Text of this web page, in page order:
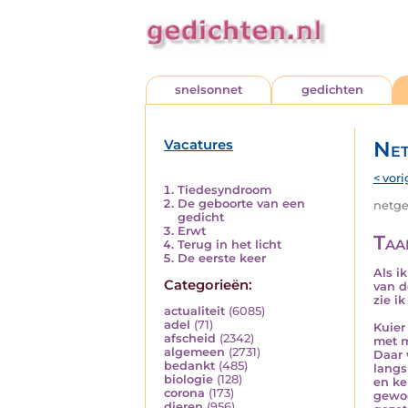
snelsonnet gedichten
Vacatures
Tiedesyndroom
De geboorte van een
gedicht
Erwt
Terug in het licht
De eerste keer
Categorieën:
actualiteit (6085)
adel (71)
afscheid (2342)
algemeen (2731)
bedankt (485)
biologie (128)
corona (173)
<
Als
van
zie ik
Kuier
met
Daar
en